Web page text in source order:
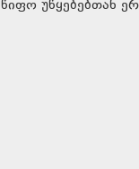
უწყებებთან